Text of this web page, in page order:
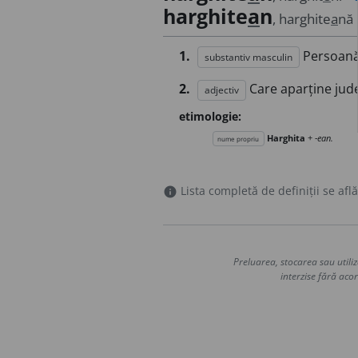
harghitean, harghiteană
1. substantiv masculin
2.
adjectiv Care aparține
etimologie:
nume propriu Harghita + -ean.
info Lista completă de definiții se
Preluarea, stocarea sau
interzise fără